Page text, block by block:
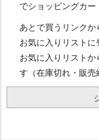
でショッピングカー
あとで買うリンク
お気に入りリストに
お気に入りリストか
す（在庫切れ・販売